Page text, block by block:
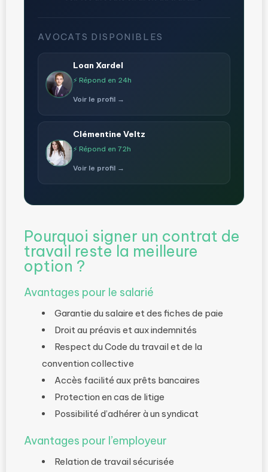
AVOCATS DISPONIBLES
Loan Xardel
⚡ Répond en 24h
Voir le profil →
Clémentine Veltz
⚡ Répond en 72h
Voir le profil →
Pourquoi signer un contrat de
travail reste la meilleure
option ?
Avantages pour le salarié
Garantie du salaire et des fiches de paie
Droit au préavis et aux indemnités
Respect du Code du travail et de la
convention collective
Accès facilité aux prêts bancaires
Protection en cas de litige
Possibilité d’adhérer à un syndicat
Avantages pour l’employeur
Relation de travail sécurisée